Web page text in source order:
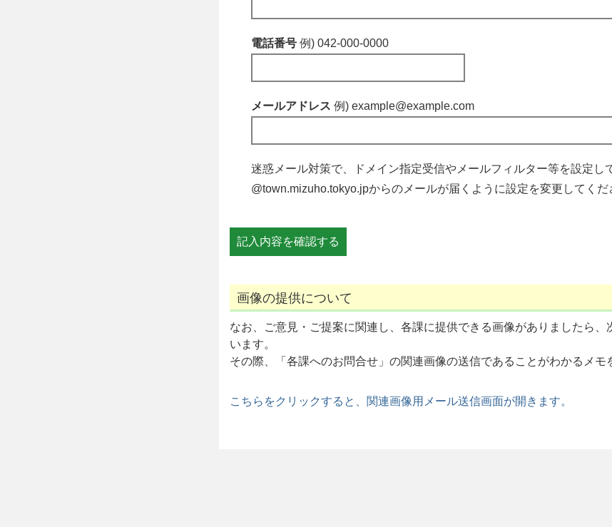
電話番号 例) 042-000-0000
メールアドレス 例) example@example.com
迷惑メール対策で、ドメイン指定受信やメールフィルター等を設定し
@town.mizuho.tokyo.jpからのメールが届くように設定を変更してくだ
画像の提供について
なお、ご意見・ご提案に関連し、各課に提供できる画像がありましたら、
います。
その際、「各課へのお問合せ」の関連画像の送信であることがわかるメモ
こちらをクリックすると、関連画像用メール送信画面が開きます。